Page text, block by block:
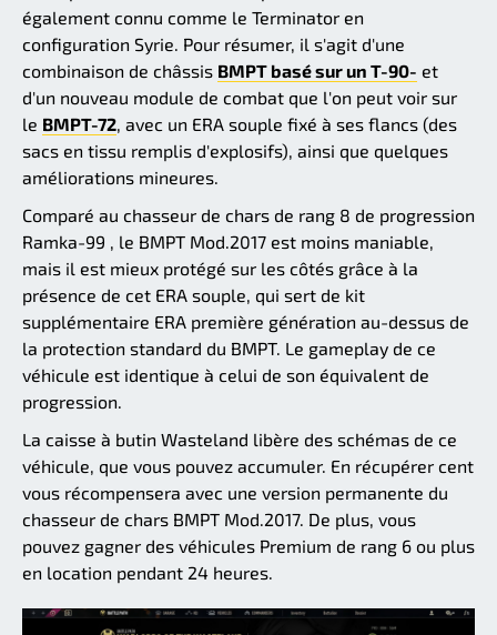
également connu comme le Terminator en
configuration Syrie. Pour résumer, il s'agit d'une
combinaison de châssis BMPT basé sur un T-90- et
d'un nouveau module de combat que l'on peut voir sur
le BMPT-72, avec un ERA souple fixé à ses flancs (des
sacs en tissu remplis d'explosifs), ainsi que quelques
améliorations mineures.
Comparé au chasseur de chars de rang 8 de progression
Ramka-99 , le BMPT Mod.2017 est moins maniable,
mais il est mieux protégé sur les côtés grâce à la
présence de cet ERA souple, qui sert de kit
supplémentaire ERA première génération au-dessus de
la protection standard du BMPT. Le gameplay de ce
véhicule est identique à celui de son équivalent de
progression.
La caisse à butin Wasteland libère des schémas de ce
véhicule, que vous pouvez accumuler. En récupérer cent
vous récompensera avec une version permanente du
chasseur de chars BMPT Mod.2017. De plus, vous
pouvez gagner des véhicules Premium de rang 6 ou plus
en location pendant 24 heures.